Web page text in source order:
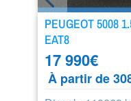
PEUGEOT 5008
EAT8
17 990€
À partir de